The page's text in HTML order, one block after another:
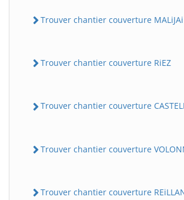
Trouver chantier couverture MALiJAi
Trouver chantier couverture RiEZ
Trouver chantier couverture
Trouver chantier couverture
Trouver chantier couverture